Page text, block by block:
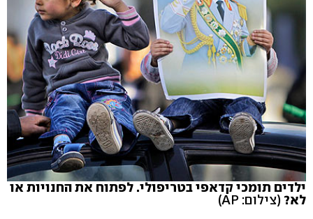
ילדים תומכי קדאפי בטריפולי. לפתוח את החנויות או
לא? (צילום: AP)